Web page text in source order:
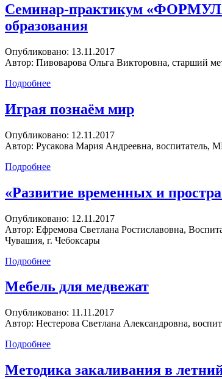
Семинар-практикум «ФОРМУЛА
образования
Опубликовано: 13.11.2017
Автор: Пивоварова Ольга Викторовна, старший
Подробнее
Играя познаём мир
Опубликовано: 12.11.2017
Автор: Русакова Мария Андреевна, воспитатель,
Подробнее
«Развитие временных и
Опубликовано: 12.11.2017
Автор: Ефремова Светлана Ростиславовна,
Чувашия, г. Чебоксары
Подробнее
Мебель для медвежат
Опубликовано: 11.11.2017
Автор: Нестерова Светлана Александровна,
Подробнее
Методика закаливания в